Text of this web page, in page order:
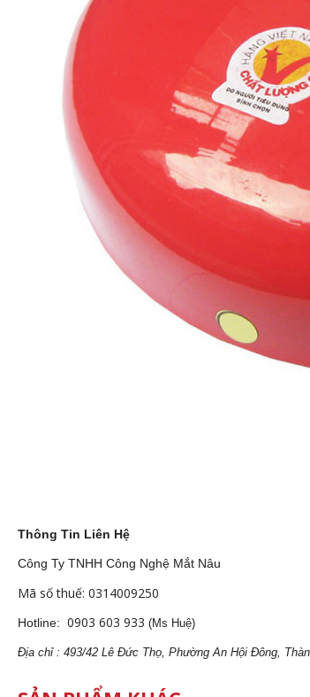
Thông Tin Liên Hệ
Công Ty TNHH Công Nghệ Mắt Nâu
Mã số thuế: 0314009250
Hotline: 0903 603 933 (Ms Huệ)
Địa chỉ : 493/42 Lê Đức Thọ, Phường An Hội Đông,